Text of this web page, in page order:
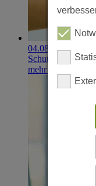
04.08.2026
mehr erfahren